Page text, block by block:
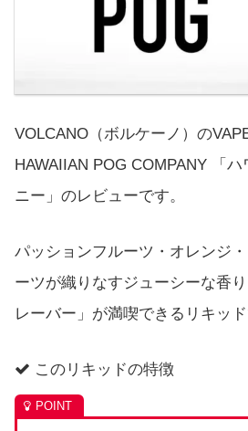
VOLCANO（ボルケーノ）の
HAWAIIAN POG COMPANY 「
ニー」のレビューです。
パッションフルーツ・オレンジ
ーツが織りなすジューシーな香
レーバー」が満喫できるリキッド
このリキッドの特徴